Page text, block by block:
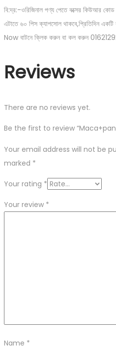
বি:দ্র:-ওরিজিনাল পণ্য পেতে বক্সের কিউআর কোড
এটাতে ৬০ পিস ক্যাপসোল থাকবে,প্রিতিদিন
Now বাটনে ক্লিক করুন বা কল করুন
Reviews
There are no reviews yet.
Be the first to review
Your email address will not be
marked *
Your rating *
Your review *
Name *